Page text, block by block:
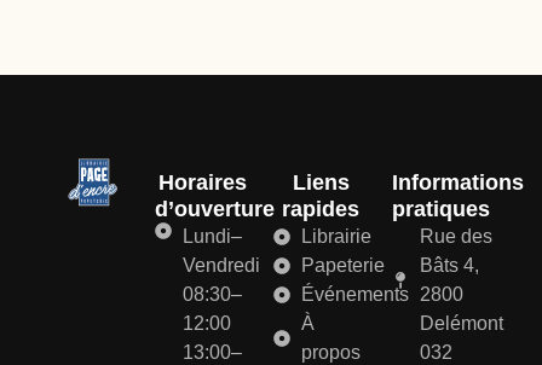
Horaires
d’ouverture
Lundi–
Vendredi
08:30–
12:00
13:00–
Liens
rapides
Librairie
Papeterie
Événements
À
propos
Informations
pratiques
Rue des
Bâts 4,
2800
Delémont
032